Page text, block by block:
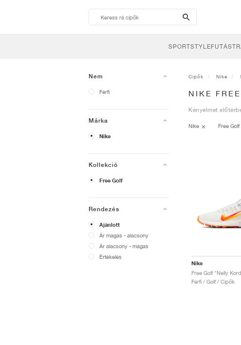
search-
btn
SPORTSTYLEFUTÁS
Nem
Férfi
Márka
Nike
Kollekció
Free Golf
Rendezés
Ajánlott
Ár magas - alacsony
Ár alacsony - magas
Értékelés
Cipők Nike
NIKE
Kényelmet
Nike Free Golf
Nike
Free Golf "Nelly
Férfi / Golf / Cipők